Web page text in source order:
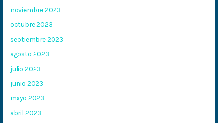
noviembre 2023
octubre 2023
septiembre 2023
agosto 2023
julio 2023
junio 2023
mayo 2023
abril 2023